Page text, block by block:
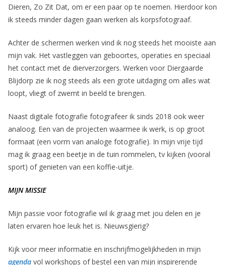
Dieren, Zo Zit Dat, om er een paar op te noemen. Hierdoor kon
ik steeds minder dagen gaan werken als korpsfotograaf.
Achter de schermen werken vind ik nog steeds het mooiste aan
mijn vak. Het vastleggen van geboortes, operaties en speciaal
het contact met de dierverzorgers. Werken voor Diergaarde
Blijdorp zie ik nog steeds als een grote uitdaging om alles wat
loopt, vliegt of zwemt in beeld te brengen.
Naast digitale fotografie fotografeer ik sinds 2018 ook weer
analoog. Een van de projecten waarmee ik werk, is op groot
formaat (een vorm van analoge fotografie). In mijn vrije tijd
mag ik graag een beetje in de tuin rommelen, tv kijken (vooral
sport) of genieten van een koffie-uitje.
MIJN MISSIE
Mijn passie voor fotografie wil ik graag met jou delen en je
laten ervaren hoe leuk het is. Nieuwsgierig?
Kijk voor meer informatie en inschrijfmogelijkheden in mijn
agenda vol workshops of bestel een van mijn inspirerende